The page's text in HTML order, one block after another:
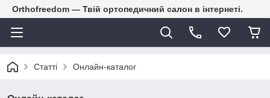
Orthofreedom — Твій ортопедичний салон в інтернеті.
Статті Онлайн-каталог